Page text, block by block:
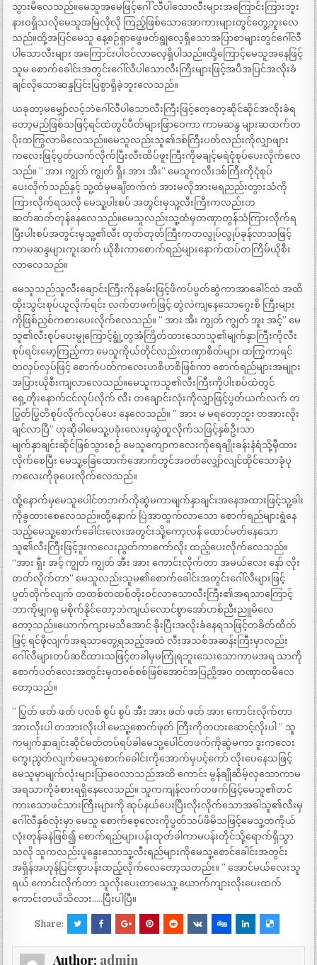
သွားမိလေသည်။မေသူအမေဖြင့်ဂေါ် လီပါသောလီးများအကြောင်းကြားဘူး
နားဝရှိသလိုမေသူအမြဲလိုလို ကြည့်ဖြစ်သောအောကားများတွင်တွေ့ဘူးလေ
သည်။ထို့အပြင်မေသူ နေ့စဉ်ရှာဖွေဖတ်ရွုလေ့ရှိသောအပြာစာများတွင်ဂေါ်လီ
ပါသောလီးများ အကြောင်းပါဝင်လာလေ့ရှိပါသည်။ထို့ကြောင့်မေသူအနေဖြင့်
သူမ စောက်ခေါင်းအတွင်းဂေါ်လီပါသောလီးကြီးများဖြင့်အပီအပြင်အလိုးခံ
ချင်လိုသောဆန္ဒပြင်းပြစွာရှိခဲ့ဘူးလေသည်။
ယခုတာ့မမျှော်လင့်ဘဲဂေါ်လီပါသောလီးကြီးဖြင့်တေ့တေ့ဆိုင်ဆိုင်အလိုးခံရ
တော့မည်ဖြစ်သဖြင့်ရင်ထဲတွင်ပီတ်များဖြာဝေကာ ကာမဆန္ဒ များဆထက်တ
ပိုးထကြွလာမိလေသည်။မေသူလည်းသူ၏ဒစ်ကြီးပတ်လည်းကိုလျှာဖျား
ကလေးဖြင့်ပွတ်ယက်လိုက်ပြီးလီးထိပ်ဖူးကြီးကိုမချင့်မရဲငုံစုပ်ပေးလိုက်လေ
သည်။ ” အား ကျွတ် ကျွတ် ရှီး အား အီး” မေသူကလီးဒစ်ကြီးကိုငုံစုပ်
ပေးလိုက်သည်နှင့် သူ့ထံမှမချိတက်ကဲ အားမလိုအားမရညည်းတွားသံကို
ကြားလိုက်ရသလို မေသူ့ပါးစပ် အတွင်းမှသူ့လီးကြီးကလည်းတ
ဆတ်ဆတ်တုန်နေလေသည်။မေသူလည်းသူ့ထံမှတဏှာတွန်သံကြားလိုက်ရ
ပြီးပါးစပ်အတွင်းမှသူ့၏လီး တုတ်တုတ်ကြီးကတလွုပ်လွုပ်ခုန်လာသဖြင့်
ကာမဆန္ဒများကူးဆက် ယိုစီးကာစောက်ရည်များနောက်ထပ်တကြိမ်ယိုစီး
လာလေသည်။
မေသူသည်သူလီးချောင်းကြီးကိုနခမ်းဖြင့်ဖိကပ်ပွတ်ဆွဲကာအာခေါင်ထဲ အထိ
ထိုးသွင်းစုပ်ယူလိုက်ရင်း လက်တဖက်ဖြင့် တွဲလဲကျနေသောဂွေးစိ ကြီးများ
ကိုဖြစ်ညှစ်ကစားပေးလိုက်လေသည်။ ” အား အီး ကျွတ် ကျွတ် အူး အင့်” မေ
သူ၏လီးစုပ်ပေးမွုကြောင့်ရွုံ့တွအံကြိတ်ထားသောသူ၏မျက်နှာကြီးကိုလီး
စုပ်ရင်းမော့ကြည့်ကာ မေသူကိုယ်တိုင်လည်းတဏှာစိတ်များ ထကြွကာရင်
တလှပ်လှပ်ဖြင့် စောက်ပတ်ကလေးဟစိဟစိဖြစ်ကာ စောက်ရည်များအမျုား
အပြားယိုစီးကျလာလေသည်။မေသူကသူ၏လီးကြီးကိုပါးစပ်ထဲတွင်
ရှေ့တိုးနောက်ငင်လုပ်လိုက် လီး တချောင်းလုံးကိုလျှာဖြင့်ပွတ်ယက်လက် တ
ပြွတ်ပြွတိစုပ်လိုက်လုပ်ပေး နေလေသည်။ ” အား မ မရတော့ဘူး တအားလိုး
ချင်လာပြီ” ဟုဆိုခါမေသူ့ပခုံးလေးမှဆွဲထူလိုက်သဖြင့်နှစ်ဦးသာ
မျက်နှာချင်းဆိုင်ဖြစ်သွားစဉ် မေသူကျောကလေးကိုရေချိုးခန်းနံရံသို့မှီထား
လိုက်စေပြီး မေသူ့ခြေထောက်အောက်တွင်အဝတ်လျှော်လျင်ထိုင်သောခုံပု
ကလေးကိုခုပေးလိုက်လေသည်။
ထို့နောက်မှမေသူပေါင်တဘက်ကိုဆွဲမကာမျက်နှာချင်းအနေအထားဖြင့်သူ့ခါး
ကိုခွထားစေလေသည်။ထို့နောက် ပြဲအာထွက်လာသော စောက်ရည်များရွဲနေ
သည့်မေသူ့စောက်ခေါင်းလေးအတွင်းသို့ကော့လန် ထောင်မတ်နေသော
သူ၏လီးကြီးဖြင့်ဒူးကလေးညွတ်ကာကော်လိုး ထည့်ပေးလိုက်လေသည်။
“အား ရှီး အင့် ကျွတ် ကျွတ် အီး အား ကောင်းလိုက်တာ အမယ်လေး နော် လိုး
တတ်လိုက်တာ” မေသူလည်းသူမ၏စောက်ခေါင်းအတွင်းဂေါ်လီများဖြင့်
ပွတ်တိုက်လျက် တထစ်တထစ်တိုးဝင်လာသောလီးကြီး၏အရသာကြောင့်
ဘာကိုမျှဂရု မစိုက်နိုင်တော့ဘဲကျယ်လောင်စွာအော်ဟစ်ညီးညူမိလေ
တော့သည်။ယောက်ကျားမသိအောင် ခိုးပြီးအလိုးခံနေရသဖြင့်တခိတ်ထိတ်
ဖြင့် ရင်ဖိုလျက်အရသာတွေ့ရသည့်အထဲ လီးအသစ်အဆန်းကြီးမှာလည်း
ဂေါ်လီများတပ်ဆငိထားသဖြင့်တခါမှမကြုံရဘူးသေးသောကာမအရ သာကို
စောက်ပတ်လေးအတွင်းမှတစစ်စစ်ဖြစ်အောင်အပြညိ့အဝ တဏှာထမိလေ
တော့သည်။
” ပြွတ် ဖတ် ဖတ် ပလစ် စွပ် စွပ် အီး အား ဖတ် ဖတ် အား ကောင်းလိုက်တာ
အားလိုးပါ တအားလိုးပါ မေသူ့စောက်ဖုတ် ကြီးကိုတပားဆောင့်လိုးပါ ” သူ
ကမျက်နှာချင်းဆိုင်မတ်တပ်ရပ်ခါမေသူ့ပေါင်တဖက်ကိုဆွဲမကာ ဒူးကလေး
ကွေးညွတ်လျက်မေသူစောက်ခေါင်းကိုအောက်မှပင့်ကော် လိုးပေနေသဖြင့်
မေသူမှာမျက်လုံးများပြာဝေလာသည်အထိ ကောင်း မွန်ချိုဆိမ့်လှသောကာမ
အရသာကိုခံစားရရှိနေလေသည်။ သူကကျန်လက်တဖက်ဖြင့်မေသူ၏တင်
ကားသောဖင်သားကြီးများကို ဆုပ်နယ်ပေးပြီးလိုးလိုက်သောအခါသူ၏လီးမှ
ဂေါ်လီနှစ်လုံးမှာ မေသူ စောက်စေ့လေးကိုပွတ်သပ်ဖိမိသဖြင့်မေသူ့တကိုယ်
လုံးတုန်ခနဲဖြစ်၍ စောက်ရည်များပန်းထုတ်ခါကာမပန်းတိုင်သို့ရောက်ရှိသွာ
သလို သူကလည်းပူနွေးသောသူ့လီးရည်များကိုမေသူ့စောင်ခေါင်းအတွင်း
အရှိန်အဟုန်ပြင်းစွာပန်းထည့်လိုက်လေတော့သတည်း။ ” အောင်မယ်လေးသူ
ရယ် ကောင်းလိုက်တာ သူလိုးပေးတာမေသူ့ ယောက်ကျားလိုးပေးထက်
ကောင်းတယိသိလား…..ပြီးပါပြီ။
Share:
Author: admin